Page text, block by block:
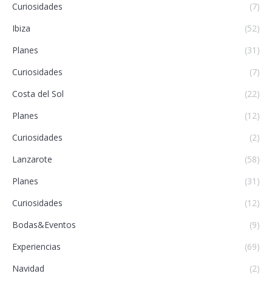
Curiosidades
(7)
Ibiza
(52)
Planes
(31)
Curiosidades
(7)
Costa del Sol
(22)
Planes
(12)
Curiosidades
(2)
Lanzarote
(58)
Planes
(31)
Curiosidades
(12)
Bodas&Eventos
(9)
Experiencias
(69)
Navidad
(2)